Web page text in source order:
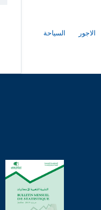
الاجور
السياحة